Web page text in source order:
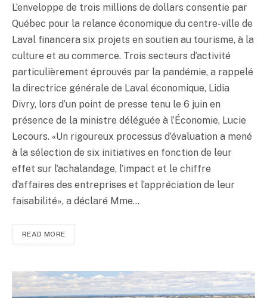
L’enveloppe de trois millions de dollars consentie par
Québec pour la relance économique du centre-ville de
Laval financera six projets en soutien au tourisme, à la
culture et au commerce. Trois secteurs d’activité
particulièrement éprouvés par la pandémie, a rappelé
la directrice générale de Laval économique, Lidia
Divry, lors d’un point de presse tenu le 6 juin en
présence de la ministre déléguée à l’Économie, Lucie
Lecours. «Un rigoureux processus d’évaluation a mené
à la sélection de six initiatives en fonction de leur
effet sur l’achalandage, l’impact et le chiffre
d’affaires des entreprises et l’appréciation de leur
faisabilité», a déclaré Mme…
READ MORE